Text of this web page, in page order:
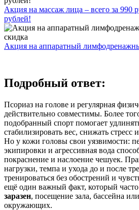
Акция на массаж лица – всего за 990
рублей!
Акция на аппаратный
Подробный ответ:
Псориаз на голове и регулярная
действительно совместимы. Более
подобранный спорт помогает
стабилизировать вес, снижать стресс
Но у кожи головы свои уязвимости:
экипировки и агрессивная вода
покраснение и наслоение чешуек.
нагрузки, темпа и ухода до и после
тренироваться без обострений и
ещё один важный факт, который
заразен, посещение зала, бассейна
окружающих.